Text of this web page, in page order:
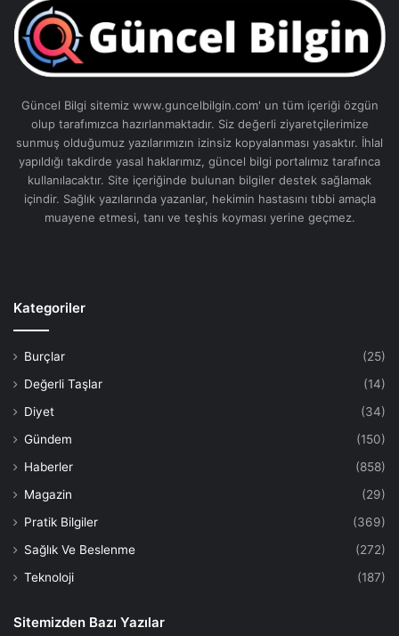
Güncel Bilgi sitemiz www.guncelbilgin.com' un tüm içeriği özgün
olup tarafımızca hazırlanmaktadır. Siz değerli ziyaretçilerimize
sunmuş olduğumuz yazılarımızın izinsiz kopyalanması yasaktır. İhlal
yapıldığı takdirde yasal haklarımız, güncel bilgi portalımız tarafınca
kullanılacaktır. Site içeriğinde bulunan bilgiler destek sağlamak
içindir. Sağlık yazılarında yazanlar, hekimin hastasını tıbbi amaçla
muayene etmesi, tanı ve teşhis koyması yerine geçmez.
Kategoriler
Burçlar
(25)
Değerli Taşlar
(14)
Diyet
(34)
Gündem
(150)
Haberler
(858)
Magazin
(29)
Pratik Bilgiler
(369)
Sağlık Ve Beslenme
(272)
Teknoloji
(187)
Sitemizden Bazı Yazılar